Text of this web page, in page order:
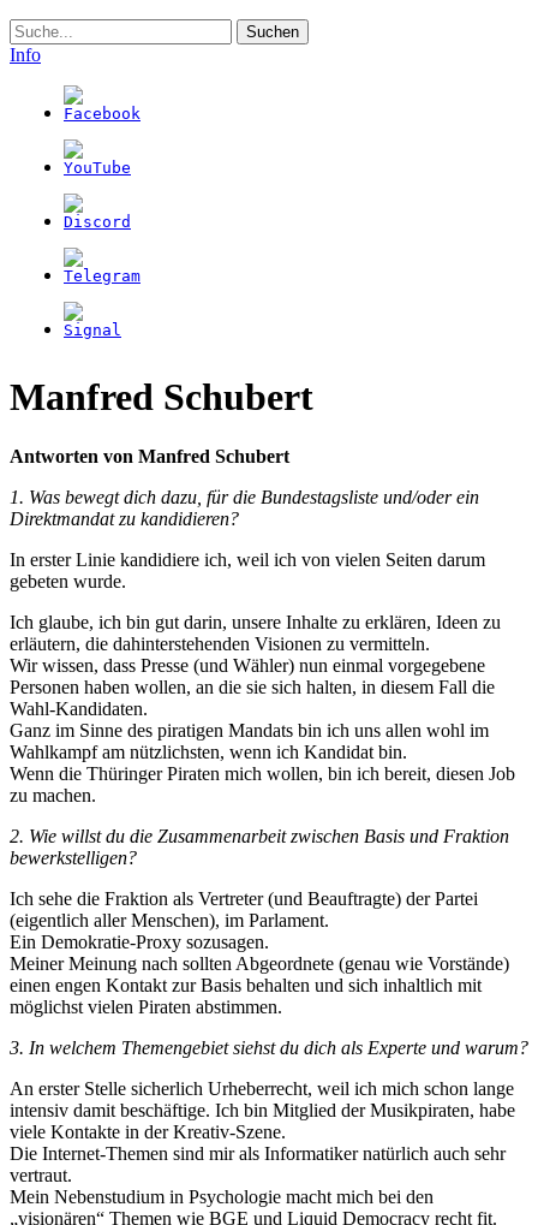
Suche
Info
Manfred Schubert
Antworten von Manfred Schubert
1. Was bewegt dich dazu, für die Bundestagsliste und/oder ein
Direktmandat zu kandidieren?
In erster Linie kandidiere ich, weil ich von vielen Seiten darum
gebeten wurde.
Ich glaube, ich bin gut darin, unsere Inhalte zu erklären, Ideen zu
erläutern, die dahinterstehenden Visionen zu vermitteln.
Wir wissen, dass Presse (und Wähler) nun einmal vorgegebene
Personen haben wollen, an die sie sich halten, in diesem Fall die
Wahl-Kandidaten.
Ganz im Sinne des piratigen Mandats bin ich uns allen wohl im
Wahlkampf am nützlichsten, wenn ich Kandidat bin.
Wenn die Thüringer Piraten mich wollen, bin ich bereit, diesen Job
zu machen.
2. Wie willst du die Zusammenarbeit zwischen Basis und Fraktion
bewerkstelligen?
Ich sehe die Fraktion als Vertreter (und Beauftragte) der Partei
(eigentlich aller Menschen), im Parlament.
Ein Demokratie-Proxy sozusagen.
Meiner Meinung nach sollten Abgeordnete (genau wie Vorstände)
einen engen Kontakt zur Basis behalten und sich inhaltlich mit
möglichst vielen Piraten abstimmen.
3. In welchem Themengebiet siehst du dich als Experte und warum?
An erster Stelle sicherlich Urheberrecht, weil ich mich schon lange
intensiv damit beschäftige. Ich bin Mitglied der Musikpiraten, habe
viele Kontakte in der Kreativ-Szene.
Die Internet-Themen sind mir als Informatiker natürlich auch sehr
vertraut.
Mein Nebenstudium in Psychologie macht mich bei den
„visionären“ Themen wie BGE und Liquid Democracy recht fit.